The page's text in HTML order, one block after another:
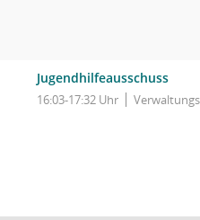
Jugendhilfeausschuss
16:03-17:32 Uhr